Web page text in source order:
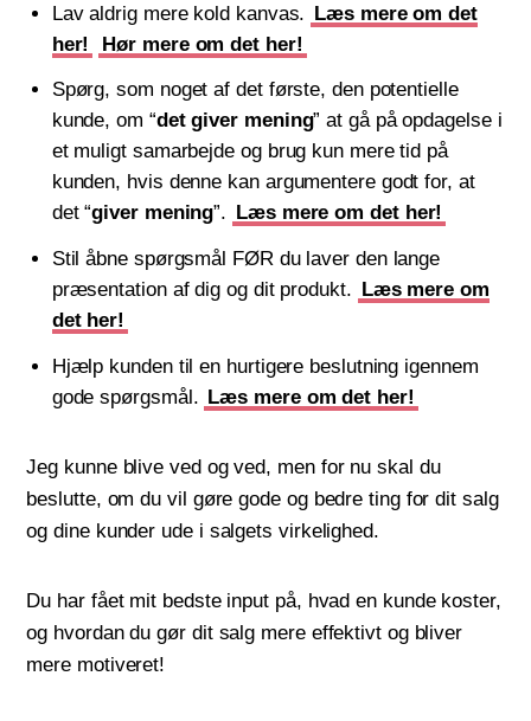
Lav aldrig mere kold kanvas. Læs mere om det
her!
Hør mere om det her!
Spørg, som noget af det første, den potentielle
kunde, om “det giver mening” at gå på opdagelse i
et muligt samarbejde og brug kun mere tid på
kunden, hvis denne kan argumentere godt for, at
det “giver mening”. Læs mere om det her!
Stil åbne spørgsmål FØR du laver den lange
præsentation af dig og dit produkt. Læs mere om
det her!
Hjælp kunden til en hurtigere beslutning igennem
gode spørgsmål. Læs mere om det her!
Jeg kunne blive ved og ved, men for nu skal du
beslutte, om du vil gøre gode og bedre ting for dit salg
og dine kunder ude i salgets virkelighed.
Du har fået mit bedste input på, hvad en kunde koster,
og hvordan du gør dit salg mere effektivt og bliver
mere motiveret!